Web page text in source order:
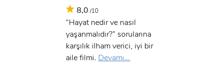
8,0 /10
“Hayat nedir ve nasıl
yaşanmalıdır?” sorularına
karşılık ilham verici, iyi bir
aile filmi. Devamı...